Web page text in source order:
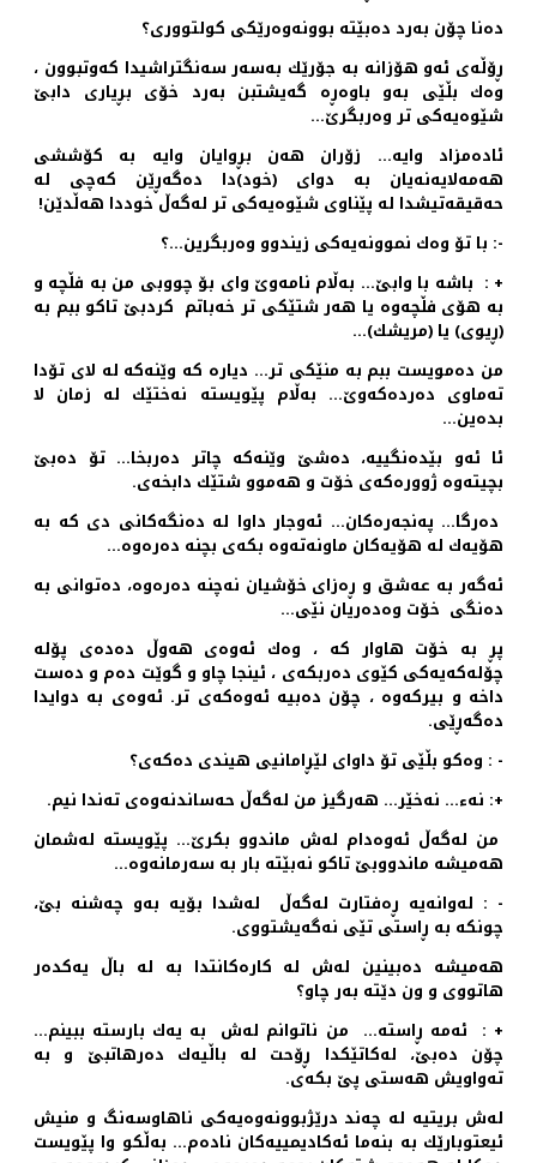
ده‌نا چۆن به‌رد ده‌بێته‌ بوونه‌وه‌رێكی كولتووری؟
ڕۆڵه‌ی ئه‌و هۆزانه‌ به‌ جۆرێك به‌سه‌ر سه‌نگتراشیدا كه‌وتبوون ،
وه‌ك بڵێی به‌و باوه‌ڕه‌ گه‌یشتبن به‌رد خۆی بڕیاری دابێ
شێوه‌یه‌كی تر وه‌ربگرێ…
ئاده‌مزاد وایه‌… زۆران هه‌ن بڕوایان وایه‌ به‌ كۆششی
هه‌مه‌لایه‌نه‌یان به‌ دوای (خود)دا ده‌گه‌ڕێن كه‌چی له‌
حه‌قیقه‌تیشدا له‌ پێناوی شێوه‌یه‌كی تر له‌گه‌ڵ خوددا هه‌ڵدێن!
-: با تۆ وه‌ك نموونه‌یه‌كی زیندوو وه‌ربگرین…؟
+ : باشه‌ با وابێ… به‌ڵام نامه‌وێ وای بۆ چووبی من به‌ فڵچه ‌و
به‌ هۆی فڵچه‌وه‌ یا هه‌ر شتێكی تر خه‌باتم كردبێ تاكو ببم به‌
(ڕیوی) یا (مریشك)…
من ده‌مویست ببم به‌ منێكی تر… دیاره‌ كه‌ وێنه‌كه‌ له‌ لای تۆدا
ته‌ماوی ده‌رده‌كه‌وێ… به‌ڵام پێویسته‌ نه‌ختێك له‌ زمان لا
بده‌ین…
ئا ئه‌و بێده‌نگییه‌، ده‌شێ وێنه‌كه‌ چاتر ده‌ربخا… تۆ ده‌بێ
بچیته‌وه‌ ژووره‌كه‌ی خۆت و هه‌موو شتێك دابخه‌ی.
ده‌رگا… په‌نجه‌ره‌كان… ئه‌وجار داوا له‌ ده‌نگه‌كانی دی كه‌ به‌
هۆیه‌ك له‌ هۆیه‌كان ماونه‌ته‌وه‌ بكه‌ی بچنه‌ ده‌ره‌وه‌…
ئه‌گه‌ر به‌ عه‌شق و ڕه‌زای خۆشیان نه‌چنه‌ ده‌ره‌وه‌، ده‌توانی به‌
ده‌نگی خۆت وه‌ده‌ریان نێی…
پڕ به‌ خۆت هاوار كه ‌، وه‌ك ئه‌وه‌ی هه‌وڵ ده‌ده‌ی پۆله‌
چۆله‌كه‌یه‌كی كێوی ده‌ربكه‌ی ، ئینجا چاو و گوێت ده‌م و ده‌ست
داخه‌ و بیركه‌وه ‌، چۆن ده‌بیه‌ ئه‌وه‌كه‌ی تر. ئه‌وه‌ی به‌ دوایدا
ده‌گه‌ڕێی.
- : وه‌كو بڵێی تۆ داوای لێڕامانیی هیندی ده‌كه‌ی؟
+: نه‌ء… نه‌خێر… هه‌رگیز من له‌گه‌ڵ حه‌ساندنه‌وه‌ی ته‌ندا نیم.
من له‌گه‌ڵ ئه‌وه‌دام له‌ش ماندوو بكرێ… پێویسته‌ له‌شمان
هه‌میشه‌ ماندووبێ تاكو نه‌بێته‌ بار به‌ سه‌رمانه‌وه‌…
- : له‌وانه‌یه‌ ڕه‌فتارت له‌گه‌ڵ له‌شدا بۆیه‌ به‌و چه‌شنه‌ بێ،
چونكه‌ به‌ ڕاستی تێی نه‌گه‌یشتووی.
هه‌میشه‌ ده‌بینین له‌ش له‌ كاره‌كانتدا به‌ له‌ باڵ یه‌كده‌ر
هاتووی و ون دێته‌ به‌ر چاو؟
+ : ئه‌مه‌ ڕاسته‌… من ناتوانم له‌ش به‌ یه‌ك بارسته‌ ببینم…
چۆن ده‌بێ، له‌كاتێكدا ڕۆحت له‌ باڵیه‌ك ده‌رهاتبێ و به‌
ته‌واویش هه‌ستی پێ بكه‌ی.
له‌ش بریتیه‌ له‌ چه‌ند درێژبوونه‌وه‌یه‌كی ناهاوسه‌نگ و منیش
ئیعتوبارێك به‌ بنه‌ما ئه‌كادیمییه‌كان ناده‌م… به‌ڵكو وا پێویست